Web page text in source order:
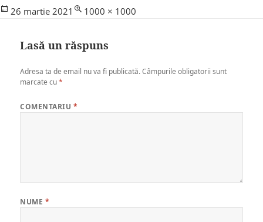
Posted
26 martie 2021
Full
1000 × 1000
Lasă un răspuns
Adresa ta de email nu va fi publicată. Câmpurile obligatorii sunt
marcate cu*
COMENTARIU *
NUME *